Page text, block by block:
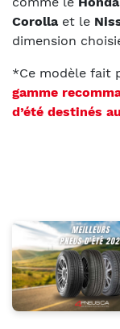
Corollaet le
dimension
*Ce modèle fait
gamme
d’été destinés